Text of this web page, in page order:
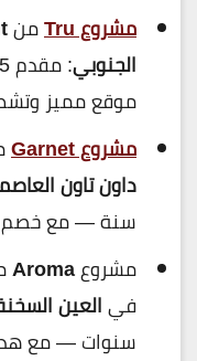
مشروع Tru
من
الجنوبي
موقع مميز
مشروع Garnet
داون تاون
سنة — مع خصم 2%.
مشروعAroma
فيالعين
سنوات — مع هدية 70 ألف